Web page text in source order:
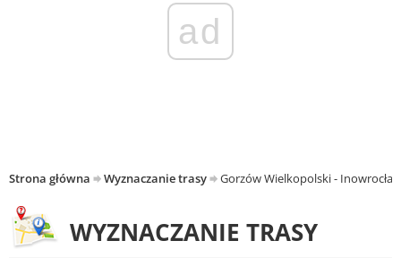
ad
Strona główna Wyznaczanie trasy Gorzów Wielkopolski - Inowrocław
WYZNACZANIE TRASY